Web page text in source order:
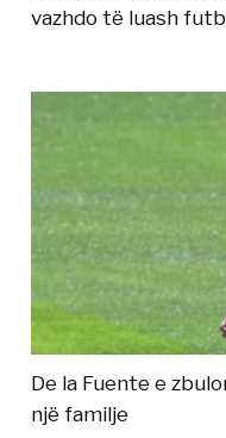
vazhdo të luash
De la Fuente e
një familje